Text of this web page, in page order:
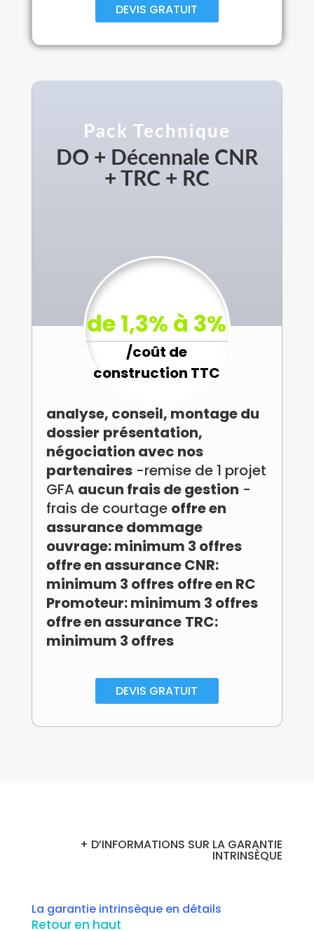
DEVIS GRATUIT
Pack Technique
DO + Décennale CNR
+ TRC + RC
de 1,3% à 3%
/coût de
construction TTC
analyse, conseil, montage du
dossier présentation,
négociation avec nos
partenaires-remise de 1 projet
GFA aucun frais de gestion -
frais de courtage offre en
assurance dommage
ouvrage: minimum 3 offres
offre en assurance CNR:
minimum 3 offres offre en RC
Promoteur: minimum 3 offres
offre en assurance TRC:
minimum 3 offres
DEVIS GRATUIT
+ D’INFORMATIONS SUR LA GARANTIE
INTRINSÈQUE
La garantie intrinsèque en détails
Retour en haut